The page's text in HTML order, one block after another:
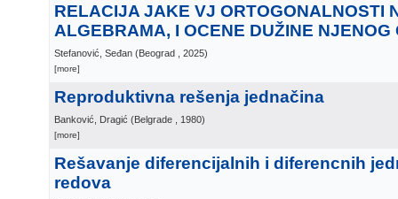
RELACIJA JAKE VJ ORTOGONALNOSTI
ALGEBRAMA, I OCENE DUŽINE NJENOG
Stefanović, Seđan (Beograd , 2025)
[more]
Reproduktivna rešenja jednačina
Banković, Dragić (Belgrade , 1980)
[more]
Rešavanje diferencijalnih i diferencnih
redova